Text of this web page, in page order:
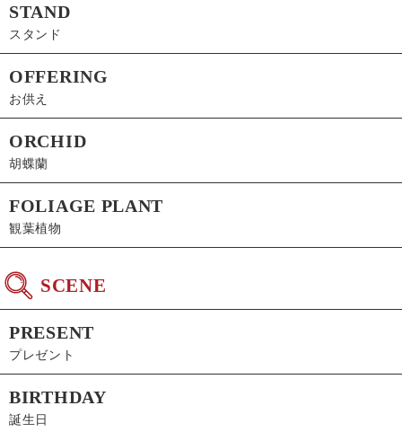
STAND
スタンド
OFFERING
お供え
ORCHID
胡蝶蘭
FOLIAGE PLANT
観葉植物
SCENE
PRESENT
プレゼント
BIRTHDAY
誕生日